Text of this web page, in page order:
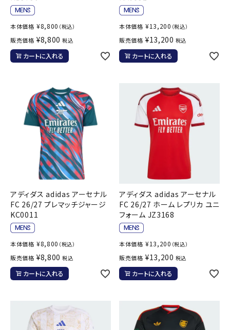
本体価格 ¥8,800 （税込）
販売価格 ¥8,800 税込
カートに入れる
本体価格 ¥13,200 （税込）
販売価格 ¥13,200 税込
カートに入れる
アディダス adidas アーセナル
FC 26/27 プレマッチジャージ
KC0011
本体価格 ¥8,800 （税込）
販売価格 ¥8,800 税込
カートに入れる
アディダス adidas アーセナル
FC 26/27 ホーム レプリカ ユニ
フォーム JZ3168
本体価格 ¥13,200 （税込）
販売価格 ¥13,200 税込
カートに入れる